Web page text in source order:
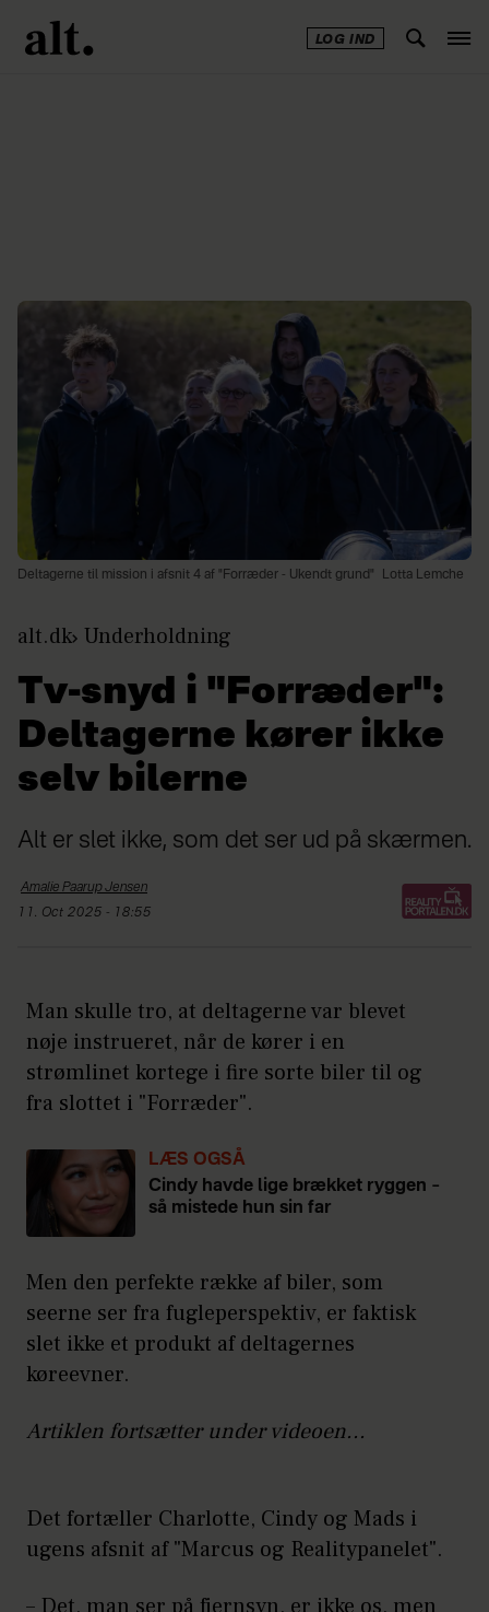
LOG IND
Deltagerne til mission i afsnit 4 af "Forræder - Ukendt grund" Lotta Lemche
alt.dk Underholdning
Tv-snyd i "Forræder":
Deltagerne kører ikke
selv bilerne
Alt er slet ikke, som det ser ud på skærmen.
Amalie Paarup Jensen
11. Oct 2025 - 18:55
Man skulle tro, at deltagerne var blevet
nøje instrueret, når de kører i en
strømlinet kortege i fire sorte biler til og
fra slottet i "Forræder".
LÆS OGSÅ
Cindy havde lige brækket ryggen –
så mistede hun sin far
Men den perfekte række af biler, som
seerne ser fra fugleperspektiv, er faktisk
slet ikke et produkt af deltagernes
køreevner.
Artiklen fortsætter under videoen...
Det fortæller Charlotte, Cindy og Mads i
ugens afsnit af "Marcus og Realitypanelet".